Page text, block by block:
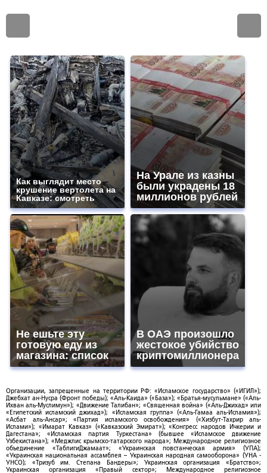
Как выглядит место
крушение вертолета на
Кавказе: смотреть
На Урале из казны
были украдены 18
миллионов рублей
Не ешьте эту
готовую еду из
магазина: список
В ОАЭ произошло
жестокое убийство
криптомиллионера
Организации, запрещенные на территории РФ: «Исламское государство» («ИГИЛ»);
Джебхат ан-Нусра (Фронт победы); «Аль-Каида» («База»); «Братья-мусульмане» («Аль-
Ихван аль-Муслимун»); «Движение Талибан»; «Священная война» («Аль-Джихад» или
«Египетский исламский джихад»); «Исламская группа» («Аль-Гамаа аль-Исламия»);
«Асбат аль-Ансар»; «Партия исламского освобождения» («Хизбут-Тахрир аль-
Ислами»); «Имарат Кавказ» («Кавказский Эмират»); «Конгресс народов Ичкерии и
Дагестана»; «Исламская партия Туркестана» (бывшее «Исламское движение
Узбекистана»); «Меджлис крымско-татарского народа»; Международное религиозное
объединение «ТаблигиДжамаат»; «Украинская повстанческая армия» (УПА);
«Украинская национальная ассамблея – Украинская народная самооборона» (УНА -
УНСО); «Тризуб им. Степана Бандеры»; Украинская организация «Братство»;
Украинская организация «Правый сектор»; Международное религиозное